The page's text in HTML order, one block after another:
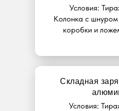
Условия:
Колонка с
коробки и
Складная
Условия: